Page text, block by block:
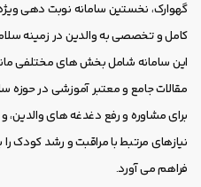
گهوارک، نخستین سامانه نوبت دهی ویژه
کامل و تخصصی به والدین در زمینه
این سامانه شامل بخش های مختلفی
مقالات جامع و معتبر آموزشی در
برای مشاوره و رفع دغدغه های
نیازهای مرتبط با مراقبت و رشد کودک
فراهم می آورد.